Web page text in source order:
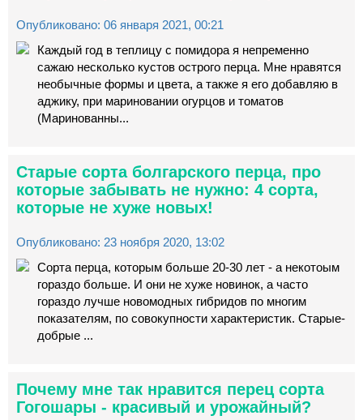
Опубликовано: 06 января 2021, 00:21
Каждый год в теплицу с помидора я непременно
сажаю несколько кустов острого перца. Мне нравятся
необычные формы и цвета, а также я его добавляю в
аджику, при мариновании огурцов и томатов
(Маринованны...
Старые сорта болгарского перца, про
которые забывать не нужно: 4 сорта,
которые не хуже новых!
Опубликовано: 23 ноября 2020, 13:02
Сорта перца, которым больше 20-30 лет - а некотоым
гораздо больше. И они не хуже новинок, а часто
гораздо лучше новомодных гибридов по многим
показателям, по совокупности характеристик. Старые-
добрые ...
Почему мне так нравится перец сорта
Гогошары - красивый и урожайный?